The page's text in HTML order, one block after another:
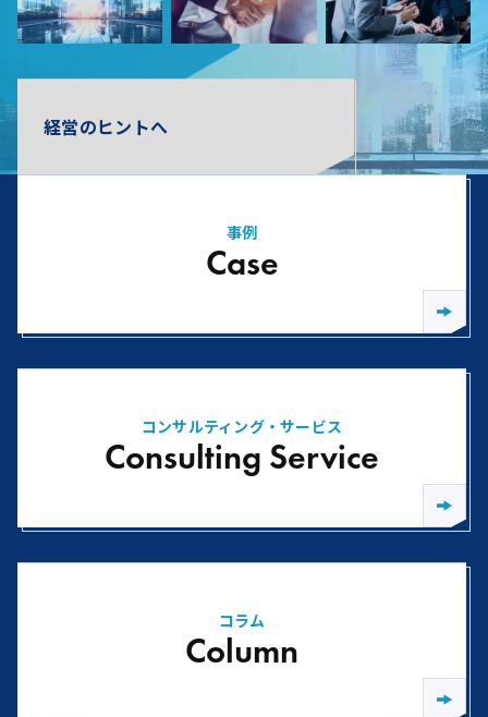
経営のヒントへ
事例
Case
コンサルティング・サービス
Consulting Service
コラム
Column